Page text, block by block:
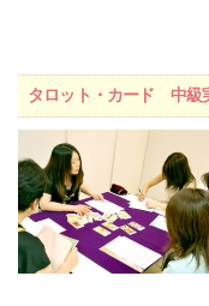
タロット・カード 中級